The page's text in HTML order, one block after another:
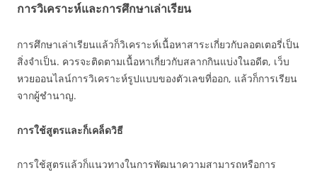
การวิเคราะห์และการศึกษาเล่าเรียน
การศึกษาเล่าเรียนแล้วก็วิเคราะห์เนื้อหาสาระเกี่ยวกับลอตเตอรี่เป็น
สิ่งจำเป็น. ควรจะติดตามเนื้อหาเกี่ยวกับสลากกินแบ่งในอดีต, เว็บ
หวยออนไลน์การวิเคราะห์รูปแบบของตัวเลขที่ออก, แล้วก็การเรียน
จากผู้ชำนาญ.
การใช้สูตรและก็เคล็ดวิธี
การใช้สูตรแล้วก็แนวทางในการพัฒนาความสามารถหรือการ